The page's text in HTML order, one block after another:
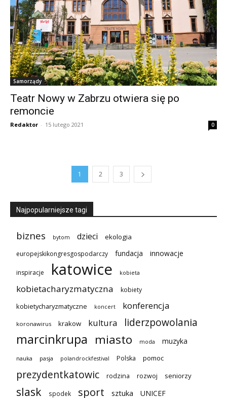
Samorządy
Teatr Nowy w Zabrzu otwiera się po
remoncie
Redaktor - 15 lutego 2021 0
1 2 3
Najpopularniejsze tagi
biznes bytom dzieci ekologia
europejskikongresgospodarczy fundacja innowacje
inspiracje katowice kobieta
kobietacharyzmatyczna kobiety
kobietycharyzmatyczne koncert konferencja
koronawirus krakow kultura liderzpowolania
marcinkrupa miasto moda muzyka
nauka pasja polandrockfestival Polska pomoc
prezydentkatowic rodzina rozwoj seniorzy
slask spodek sport sztuka UNICEF